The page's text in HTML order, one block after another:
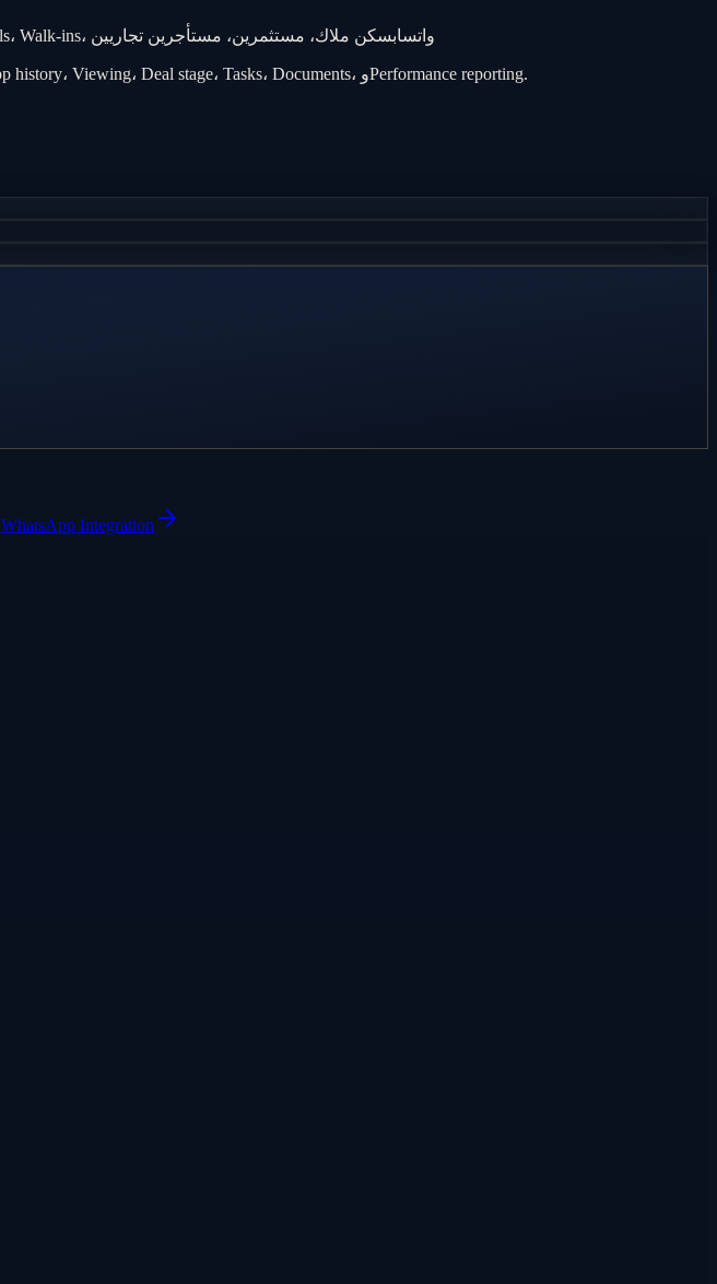
إعلانات أونلاين، Referrals، Walk-ins، واتسابسكن ملاك، مستثمرين، مستأجرين تجاريين
بدل ما كل Agent في الرياض يشتغل بطريقته، BrokerOS يوحّد العملية: Lead source، Assignment، WhatsApp history، Viewing، Deal stage، Tasks، Documents، وPerformance reporting.
WhatsApp Integration